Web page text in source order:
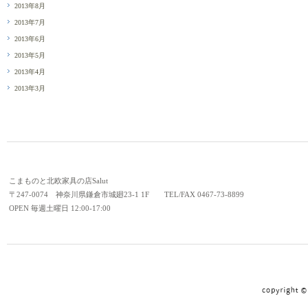
2013年8月
2013年7月
2013年6月
2013年5月
2013年4月
2013年3月
こまものと北欧家具の店Salut
〒247-0074 神奈川県鎌倉市城廻23-1 1F TEL/FAX 0467-73-8899
OPEN 毎週土曜日 12:00-17:00